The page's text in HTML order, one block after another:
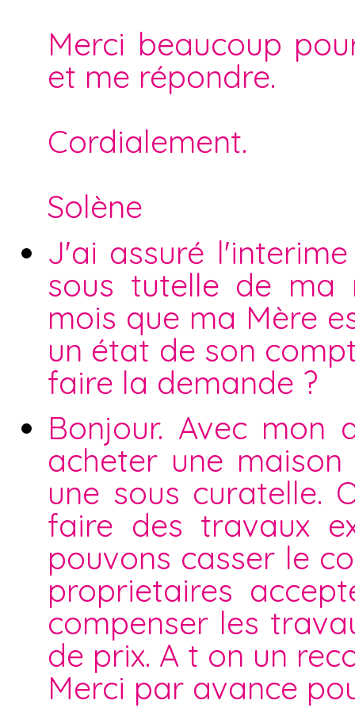
Merci beaucoup
et me répondre.
Cordialement.
Solène
J'ai assuré
sous tutelle de ma
mois que ma Mère
un état de son
faire la demande ?
Bonjour. Avec mon
acheter une
une sous curatelle.
faire des travaux
pouvons casser le
proprietaires
compenser les
de prix. A t on un
Merci par avance